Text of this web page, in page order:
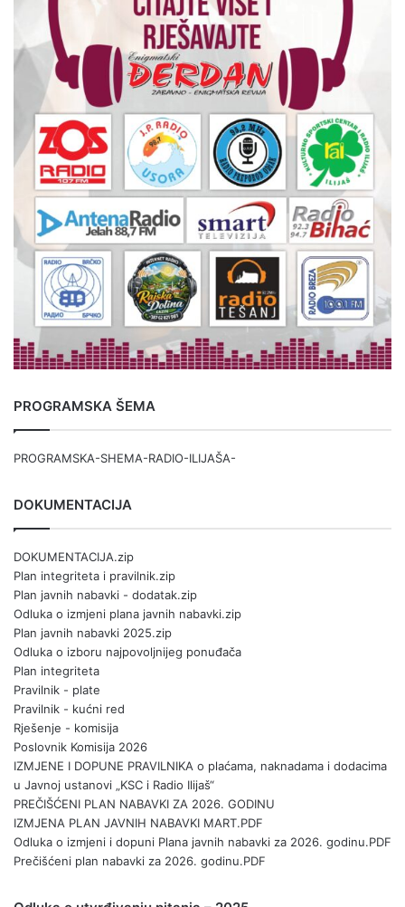
PROGRAMSKA ŠEMA
PROGRAMSKA-SHEMA-RADIO-ILIJAŠA-
DOKUMENTACIJA
DOKUMENTACIJA.zip
Plan integriteta i pravilnik.zip
Plan javnih nabavki - dodatak.zip
Odluka o izmjeni plana javnih nabavki.zip
Plan javnih nabavki 2025.zip
Odluka o izboru najpovoljnijeg ponuđača
Plan integriteta
Pravilnik - plate
Pravilnik - kućni red
Rješenje - komisija
Poslovnik Komisija 2026
IZMJENE I DOPUNE PRAVILNIKA o plaćama, naknadama i dodacima
u Javnoj ustanovi „KSC i Radio Ilijaš“
PREČIŠĆENI PLAN NABAVKI ZA 2026. GODINU
IZMJENA PLAN JAVNIH NABAVKI MART.PDF
Odluka o izmjeni i dopuni Plana javnih nabavki za 2026. godinu.PDF
Prečišćeni plan nabavki za 2026. godinu.PDF